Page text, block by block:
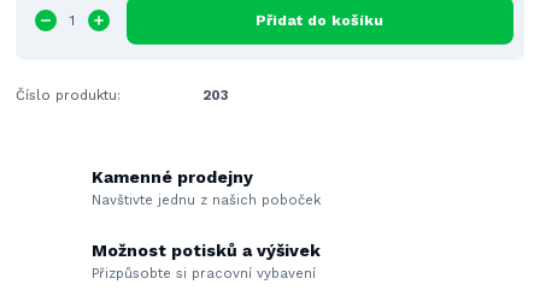
Přidat do košíku
Číslo produktu: 203
Kamenné prodejny
Navštivte jednu z našich poboček
Možnost potisků a výšivek
Přizpůsobte si pracovní vybavení